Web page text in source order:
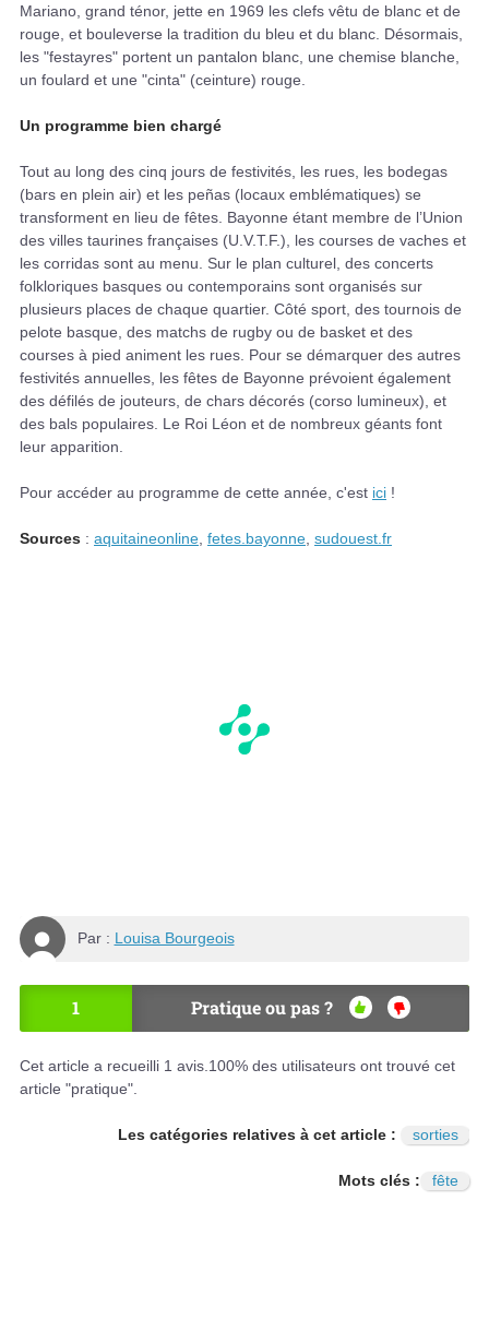
Mariano, grand ténor, jette en 1969 les clefs vêtu de blanc et de
rouge, et bouleverse la tradition du bleu et du blanc. Désormais,
les "festayres" portent un pantalon blanc, une chemise blanche,
un foulard et une "cinta" (ceinture) rouge.
Un programme bien chargé
Tout au long des cinq jours de festivités, les rues, les bodegas
(bars en plein air) et les peñas (locaux emblématiques) se
transforment en lieu de fêtes. Bayonne étant membre de l’Union
des villes taurines françaises (U.V.T.F.), les courses de vaches et
les corridas sont au menu. Sur le plan culturel, des concerts
folkloriques basques ou contemporains sont organisés sur
plusieurs places de chaque quartier. Côté sport, des tournois de
pelote basque, des matchs de rugby ou de basket et des
courses à pied animent les rues. Pour se démarquer des autres
festivités annuelles, les fêtes de Bayonne prévoient également
des défilés de jouteurs, de chars décorés (corso lumineux), et
des bals populaires. Le Roi Léon et de nombreux géants font
leur apparition.
Pour accéder au programme de cette année, c'est ici !
Sources : aquitaineonline fetes.bayonne sudouest.fr
Par : Louisa Bourgeois
1 Pratique ou pas ?
OU
NO
N
Cet article a recueilli 1 avis. 100% des utilisateurs ont trouvé cet
article "pratique".
Les catégories relatives à cet article : sorties
Mots clés : fête